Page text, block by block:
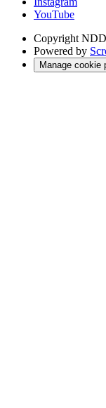
YouTube
Copyright NDD
Powered by
Manage cookie